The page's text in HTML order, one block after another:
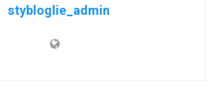
stybloglie_admin